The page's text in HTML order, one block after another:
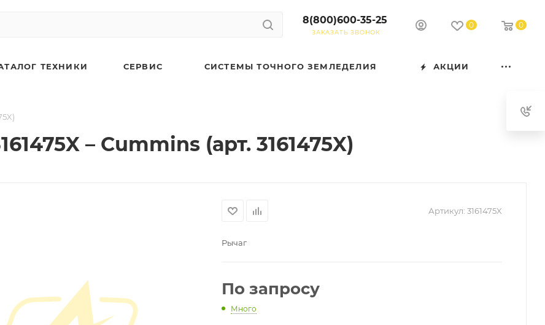
8(800)600-35-25
ЗАКАЗАТЬ ЗВОНОК
0 0
ТЕХНИКИ СЕРВИС СИСТЕМЫ ТОЧНОГО ЗЕМЛЕДЕЛИЯ АКЦИИ
– Cummins (арт. 3161475X)
Артикул: 3161475X
Рычаг
По запросу
Много